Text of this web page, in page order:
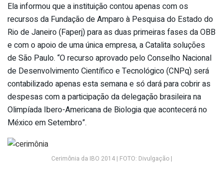
Ela informou que a instituição contou apenas com os
recursos da Fundação de Amparo à Pesquisa do Estado do
Rio de Janeiro (Faperj) para as duas primeiras fases da OBB
e com o apoio de uma única empresa, a Catalita soluções
de São Paulo. “O recurso aprovado pelo Conselho Nacional
de Desenvolvimento Científico e Tecnológico (CNPq) será
contabilizado apenas esta semana e só dará para cobrir as
despesas com a participação da delegação brasileira na
Olimpíada Ibero-Americana de Biologia que acontecerá no
México em Setembro”.
Cerimônia da IBO 2014 | FOTO: Divulgação |